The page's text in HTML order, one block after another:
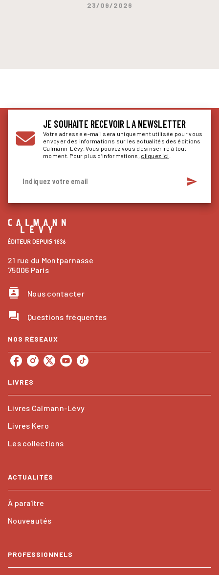
23/09/2026
JE SOUHAITE RECEVOIR LA NEWSLETTER
Votre adresse e-mail sera uniquement utilisée pour vous
envoyer des informations sur les actualités des éditions
Calmann-Lévy. Vous pouvez vous désinscrire à tout
moment. Pour plus d’informations, cliquez ici
Indiquez votre email send
21 rue du Montparnasse
75006 Paris
contacts Nous contacter
question_answer Questions fréquentes
NOS RÉSEAUX
LIVRES
Livres Calmann-Lévy
Livres Kero
Les collections
ACTUALITÉS
À paraître
Nouveautés
PROFESSIONNELS